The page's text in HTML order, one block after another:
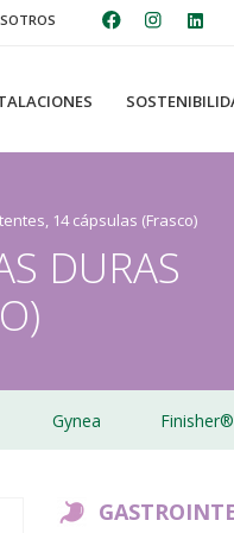
14 cápsulas (Frasco)
DURAS
Gynea Finisher®